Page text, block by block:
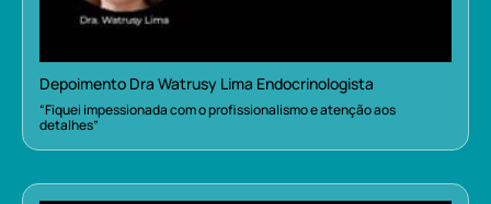
Depoimento Dra Watrusy Lima Endocrinologista
“Fiquei impessionada com o profissionalismo e atenção aos
detalhes”